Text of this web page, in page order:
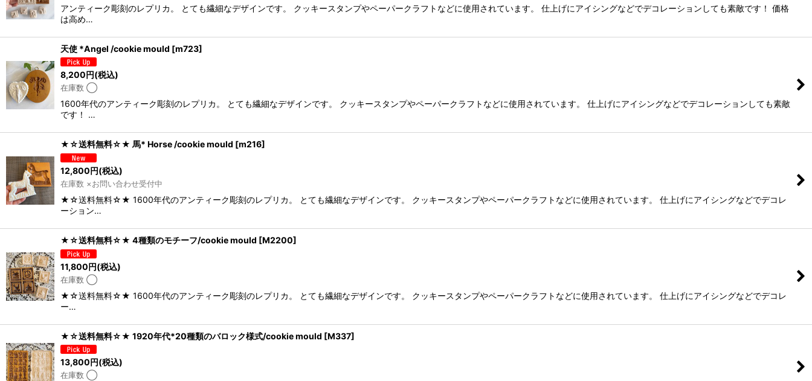
絞り込む
アンティーク彫刻のレプリカ。 とても繊細なデザインです。 クッキースタンプやペーパークラフトなどに使用されています。 仕上げにアイシングなどでデコレーションしても素敵です！ 価格
は高め…
天使 *Angel /cookie mould [m723]
8,200円(税込)
在庫数 ◯
1600年代のアンティーク彫刻のレプリカ。 とても繊細なデザインです。 クッキースタンプやペーパークラフトなどに使用されています。 仕上げにアイシングなどでデコレーションしても素敵
です！ …
★☆送料無料☆★ 馬* Horse /cookie mould [m216]
12,800円(税込)
在庫数 ×お問い合わせ受付中
★☆送料無料☆★ 1600年代のアンティーク彫刻のレプリカ。 とても繊細なデザインです。 クッキースタンプやペーパークラフトなどに使用されています。 仕上げにアイシングなどでデコレ
ーション…
★☆送料無料☆★ 4種類のモチーフ/cookie mould [M2200]
11,800円(税込)
在庫数 ◯
★☆送料無料☆★ 1600年代のアンティーク彫刻のレプリカ。 とても繊細なデザインです。 クッキースタンプやペーパークラフトなどに使用されています。 仕上げにアイシングなどでデコレ
ー…
★☆送料無料☆★ 1920年代*20種類のバロック様式/cookie mould [M337]
13,800円(税込)
在庫数 ◯